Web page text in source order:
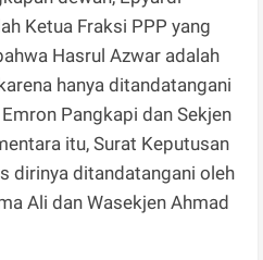
Ketua Fraksi PPP yang
Hasrul Azwar adalah
hanya ditandatangani
Pangkapi dan Sekjen
itu, Surat Keputusan
dirinya ditandatangani oleh
Ali dan Wasekjen Ahmad